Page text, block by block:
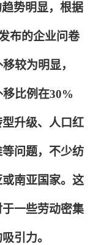
势明显，根据
布的企业问卷
较为明显，
比例在30%
升级、人口红
问题，不少纺
南亚国家。这
一些劳动密集
引力。